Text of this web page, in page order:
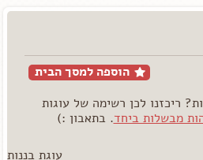
הוספה למסך הבית
ריכזנו לכן רשימה של עוגות
מבשלות ביחד. בתאבון :)